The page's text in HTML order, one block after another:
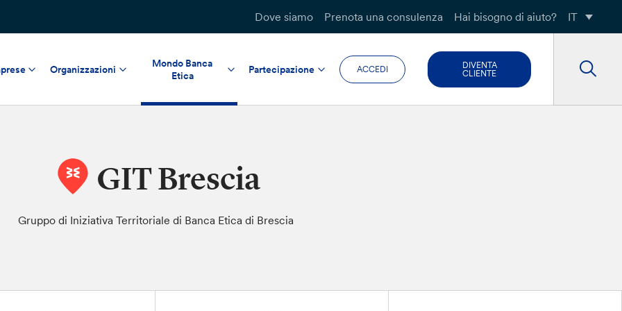
Dove siamo Prenota una consulenza Hai bisogno di aiuto? IT
Organizzazioni
Mondo Banca
Etica
Partecipazione ACCEDI
DIVENTA
CLIENTE
GIT Brescia
Gruppo di Iniziativa Territoriale di Banca Etica di Brescia